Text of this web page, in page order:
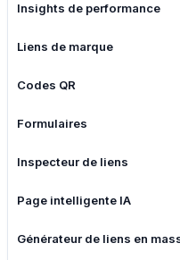
Insights de performance
Liens de marque
Codes QR
Formulaires
Inspecteur de liens
Page intelligente IA
Générateur de liens en